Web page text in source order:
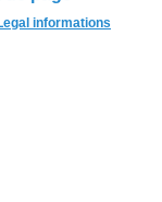
informations